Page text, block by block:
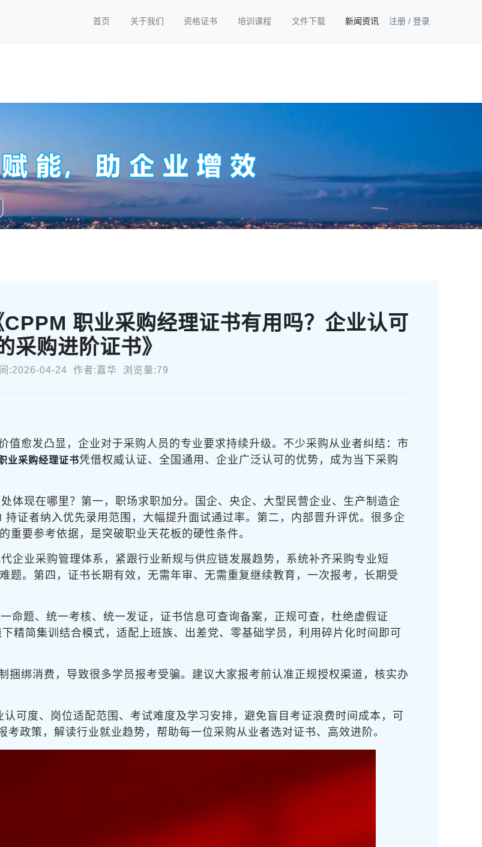
首页 关于我们 资格证书 培训课程 文件下载 新闻资讯 注册 / 登录
职业采购经理证书有用吗？企业认可
采购进阶证书》
:2026-04-24 作者:嘉华 浏览量:79
值愈发凸显，企业对于采购人员的专业要求持续升级。不少采购从业者纠结：市
业采购经理证书凭借权威认证、全国通用、企业广泛认可的优势，成为当下采购
体现在哪里？第一，职场求职加分。国企、央企、大型民营企业、生产制造企
证者纳入优先录用范围，大幅提升面试通过率。第二，内部晋升评优。很多企
重要参考依据，是突破职业天花板的硬性条件。
企业采购管理体系，紧跟行业新规与供应链发展趋势，系统补齐采购专业短
题。第四，证书长期有效，无需年审、无需重复继续教育，一次报考，长期受
命题、统一考核、统一发证，证书信息可查询备案，正规可查，杜绝虚假证
精简集训结合模式，适配上班族、出差党、零基础学员，利用碎片化时间即可
捆绑消费，导致很多学员报考受骗。建议大家报考前认准正规授权渠道，核实办
可度、岗位适配范围、考试难度及学习安排，避免盲目考证浪费时间成本，可
考政策，解读行业就业趋势，帮助每一位采购从业者选对证书、高效进阶。